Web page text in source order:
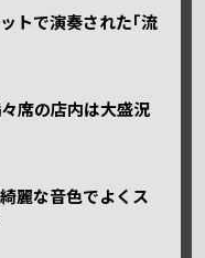
トで演奏された｢流
席の店内は大盛況
麗な音色でよくス